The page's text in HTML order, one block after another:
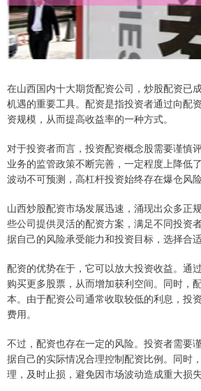
在山西国内十大期货配资公司，炒股配资已
机遇的重要工具。配资是指投资者通过向配
资规模，从而提高收益率的一种方式。
对于投资者而言，投资配资概念股需要谨慎
业务的监管政策不断完善，一定程度上降低
波动不可预测，高杠杆投资始终存在爆仓风险
山西炒股配资市场发展迅速，涌现出众多正
些公司提供灵活的配资方案，满足不同投资
据自己的风险承受能力和投资目标，选择合适
配资的优势在于，它可以放大投资收益。通
购买更多股票，从而增加获利空间。同时，
本。由于配资公司通常收取较低的利息，投
费用。
不过，配资也存在一定的风险。投资者需要
据自己的实际情况合理控制配资比例。同时
理，及时止损，避免因市场波动造成重大损失